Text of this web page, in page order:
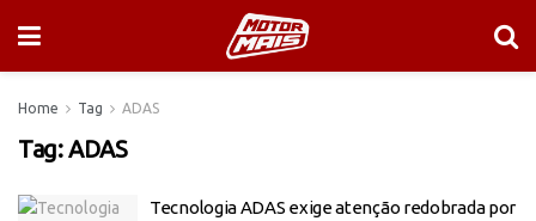
Home Tag ADAS
Tag:ADAS
Tecnologia ADAS exige atenção redobrada por